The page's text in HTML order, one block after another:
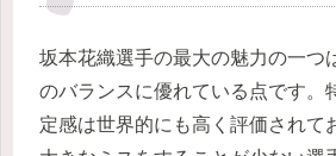
坂本花織選手の最大の魅力の一つ
のバランスに優れている点です。
定感は世界的にも高く評価されて